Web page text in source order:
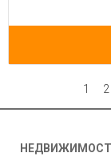
1 2